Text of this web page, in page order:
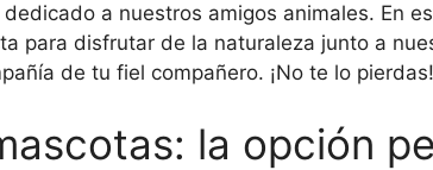
a nuestros amigos animales. En
para disfrutar de la naturaleza junto a
de tu fiel compañero. ¡No te lo pierdas!
la opción